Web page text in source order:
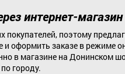
интернет-магазин
поэтому
и оформить заказе в режиме
в магазине на Донинском
городу.